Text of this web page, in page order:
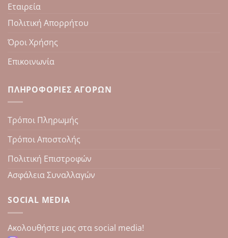
Εταιρεία
Πολιτική Απορρήτου
Όροι Χρήσης
Επικοινωνία
ΠΛΗΡΟΦΟΡΊΕΣ ΑΓΟΡΏΝ
Τρόποι Πληρωμής
Τρόποι Αποστολής
Πολιτική Επιστροφών
Ασφάλεια Συναλλαγών
SOCIAL MEDIA
Aκολουθήστε μας στα social media!